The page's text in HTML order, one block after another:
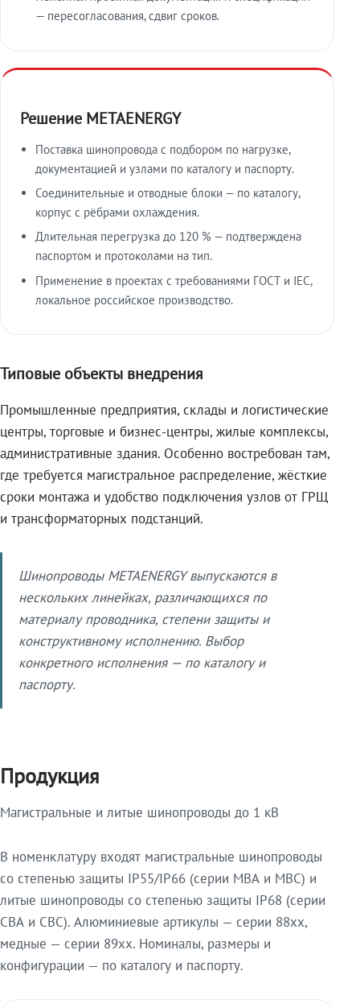
— пересогласования, сдвиг сроков.
Решение METAENERGY
Поставка шинопровода с подбором по нагрузке,
документацией и узлами по каталогу и паспорту.
Соединительные и отводные блоки — по каталогу,
корпус с рёбрами охлаждения.
Длительная перегрузка до 120 % — подтверждена
паспортом и протоколами на тип.
Применение в проектах с требованиями ГОСТ и IEC,
локальное российское производство.
Типовые объекты внедрения
Промышленные предприятия, склады и логистические
центры, торговые и бизнес-центры, жилые комплексы,
административные здания. Особенно востребован там,
где требуется магистральное распределение, жёсткие
сроки монтажа и удобство подключения узлов от ГРЩ
и трансформаторных подстанций.
Шинопроводы METAENERGY выпускаются в
нескольких линейках, различающихся по
материалу проводника, степени защиты и
конструктивному исполнению. Выбор
конкретного исполнения — по каталогу и
паспорту.
Продукция
Магистральные и литые шинопроводы до 1 кВ
В номенклатуру входят магистральные шинопроводы
со степенью защиты IP55/IP66 (серии МВА и МВС) и
литые шинопроводы со степенью защиты IP68 (серии
СВА и СВС). Алюминиевые артикулы — серии 88xx,
медные — серии 89xx. Номиналы, размеры и
конфигурации — по каталогу и паспорту.